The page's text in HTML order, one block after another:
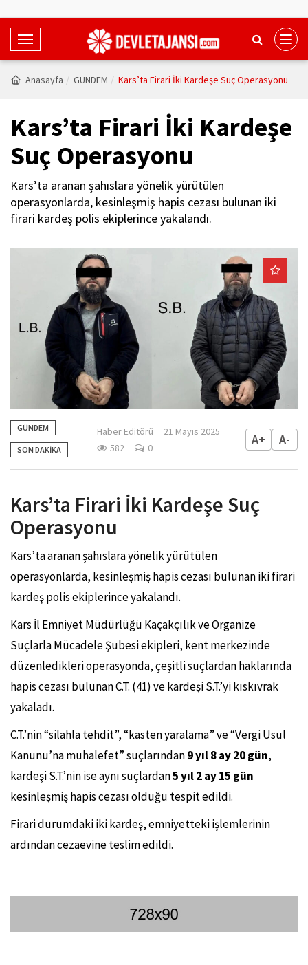
T
o
g
e
a
i
g
a
Anasayfa GÜNDEM Kars’ta Firari İki Kardeşe Suç Operasyonu
Kars’ta Firari İki Kardeşe
Suç Operasyonu
Kars’ta aranan şahıslara yönelik yürütülen
operasyonlarda, kesinleşmiş hapis cezası bulunan iki
firari kardeş polis ekiplerince yakalandı.
GÜNDEM
SON DAKİKA
Haber Editörü
21 Mayıs 2025
582
0
A+ A-
Kars’ta Firari İki Kardeşe Suç
Operasyonu
Kars’ta aranan şahıslara yönelik yürütülen
operasyonlarda, kesinleşmiş hapis cezası bulunan iki firari
kardeş polis ekiplerince yakalandı.
Kars İl Emniyet Müdürlüğü Kaçakçılık ve Organize
Suçlarla Mücadele Şubesi ekipleri, kent merkezinde
düzenledikleri operasyonda, çeşitli suçlardan haklarında
hapis cezası bulunan C.T. (41) ve kardeşi S.T.’yi kıskıvrak
yakaladı.
C.T.’nin “silahla tehdit”, “kasten yaralama” ve “Vergi Usul
Kanunu’na muhalefet” suçlarından9 yıl 8 ay 20 gün,
kardeşi S.T.’nin ise aynı suçlardan5 yıl 2 ay 15 gün
kesinleşmiş hapis cezası olduğu tespit edildi.
Firari durumdaki iki kardeş, emniyetteki işlemlerinin
ardından cezaevine teslim edildi.